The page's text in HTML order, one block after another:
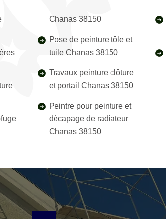
Chanas 38150
Pose de peinture tôle et
tuile Chanas 38150
Travaux peinture clôture
et portail Chanas 38150
Peintre pour peinture et
décapage de radiateur
Chanas 38150